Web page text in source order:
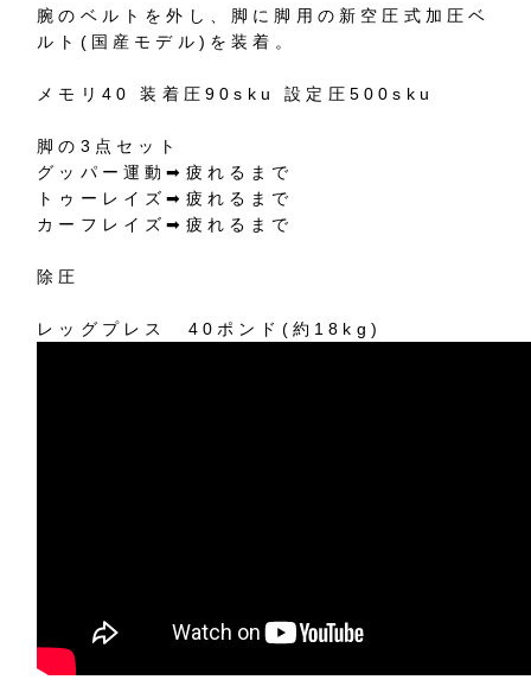
腕のベルトを外し、脚に脚用の新空圧式加圧ベ
ルト ( 国産モデル ) を装着。
メモリ 40装着圧90sku設定圧 500sku
脚の 3 点セット
グッパー運動➡︎ 疲れるまで
トゥーレイズ➡︎ 疲れるまで
カーフレイズ➡︎ 疲れるまで
除圧
レッグプレス 40 ポンド ( 約 18kg)